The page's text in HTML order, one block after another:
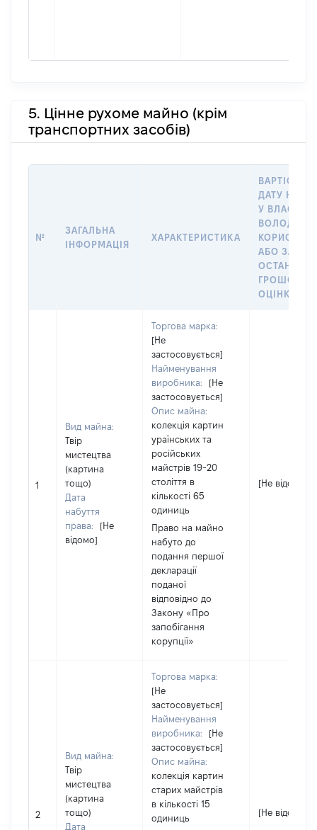
5. Цінне рухоме майно (крім
транспортних засобів)
№
ЗАГАЛЬНА
ІНФОРМАЦІЯ
ХАРАКТЕРИСТИКА
ВАРТІСТЬ
ДАТУ
У
АБО ЗА
ОЦІНКОЮ
1
Вид майна:
Твір
мистецтва
(картина
тощо)
Дата
набуття
права:
[Не
відомо]
Торгова марка:
[Не
застосовується]
Найменування
виробника:
[Не
застосовується]
Опис майна:
колекція картин
ураїнських та
російських
майстрів 19-20
століття в
кількості 65
одиниць
Право на майно
набуто до
подання першої
декларації
поданої
відповідно до
Закону «Про
запобігання
корупції»
[Не відомо]
2
Вид майна:
Твір
мистецтва
(картина
тощо)
Дата
Торгова марка:
[Не
застосовується]
Найменування
виробника:
[Не
застосовується]
Опис майна:
колекція картин
старих майстрів
в кількості 15
одиниць
[Не відомо]